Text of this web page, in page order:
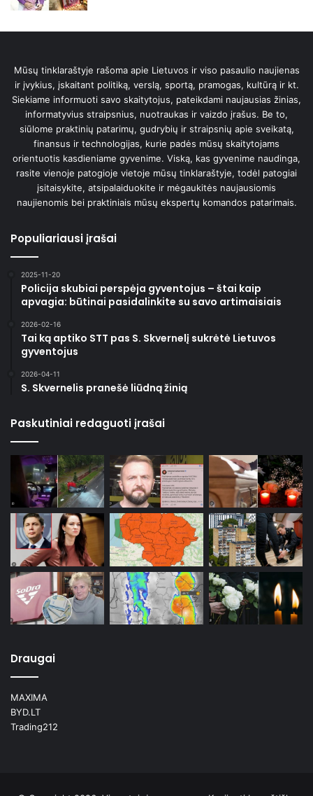
Mūsų tinklaraštyje rašoma apie Lietuvos ir viso pasaulio naujienas
ir įvykius, įskaitant politiką, verslą, sportą, pramogas, kultūrą ir kt.
Siekiame informuoti savo skaitytojus, pateikdami naujausias žinias,
informatyvius straipsnius, nuotraukas ir vaizdo įrašus. Be to,
siūlome praktinių patarimų, gudrybių ir straipsnių apie sveikatą,
finansus ir technologijas, kurie padės mūsų skaitytojams
orientuotis kasdieniame gyvenime. Viską, kas gyvenime naudinga,
rasite vienoje patogioje vietoje mūsų tinklaraštyje, todėl patogiai
įsitaisykite, atsipalaiduokite ir mėgaukitės naujausiomis
naujienomis bei praktiniais mūsų ekspertų komandos patarimais.
Populiariausi įrašai
2025-11-20
Policija skubiai perspėja gyventojus – štai kaip
apvagia: būtinai pasidalinkite su savo artimaisiais
2026-02-16
Tai ką aptiko STT pas S. Skvernelį sukrėtė Lietuvos
gyventojus
2026-04-11
S. Skvernelis pranešė liūdną žinią
Paskutiniai redaguoti įrašai
Draugai
MAXIMA
BYD.LT
Trading212